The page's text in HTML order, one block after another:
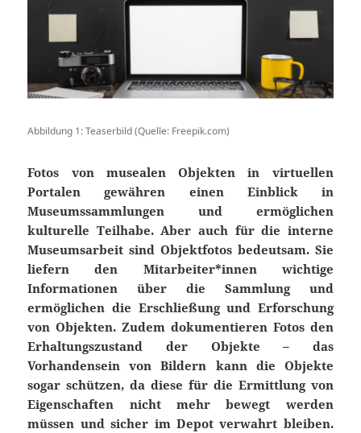
Abbildung 1: Teaserbild (Quelle: Freepik.com)
Fotos von musealen Objekten in virtuellen
Portalen gewähren einen Einblick in
Museumssammlungen und ermöglichen
kulturelle Teilhabe. Aber auch für die interne
Museumsarbeit sind Objektfotos bedeutsam. Sie
liefern den Mitarbeiter*innen wichtige
Informationen über die Sammlung und
ermöglichen die Erschließung und Erforschung
von Objekten. Zudem dokumentieren Fotos den
Erhaltungszustand der Objekte – das
Vorhandensein von Bildern kann die Objekte
sogar schützen, da diese für die Ermittlung von
Eigenschaften nicht mehr bewegt werden
müssen und sicher im Depot verwahrt bleiben.